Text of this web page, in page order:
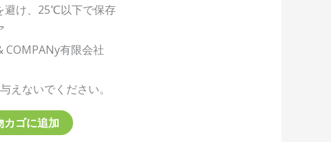
け、25℃以下で保存
有限会社
えないでください。
カゴに追加